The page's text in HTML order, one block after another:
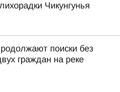
Чикунгунья
поиски без
граждан на реке